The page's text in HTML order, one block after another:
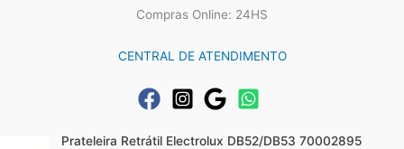
Compras Online: 24HS
CENTRAL DE ATENDIMENTO
Prateleira Retrátil Electrolux DB52/DB53 70002895